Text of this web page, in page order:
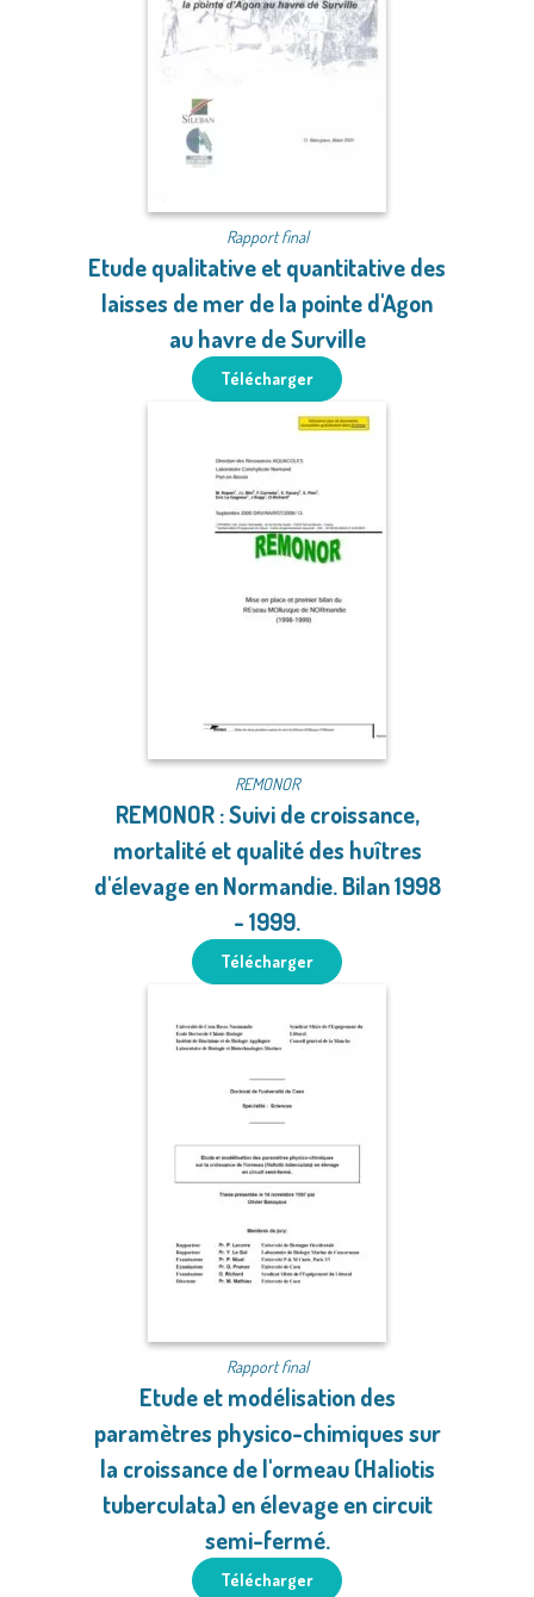
Rapport final
Etude qualitative et quantitative des
laisses de mer de la pointe d'Agon
au havre de Surville
Télécharger
REMONOR
REMONOR : Suivi de croissance,
mortalité et qualité des huîtres
d'élevage en Normandie. Bilan 1998
- 1999.
Télécharger
Rapport final
Etude et modélisation des
paramètres physico-chimiques sur
la croissance de l'ormeau (Haliotis
tuberculata) en élevage en circuit
semi-fermé.
Télécharger